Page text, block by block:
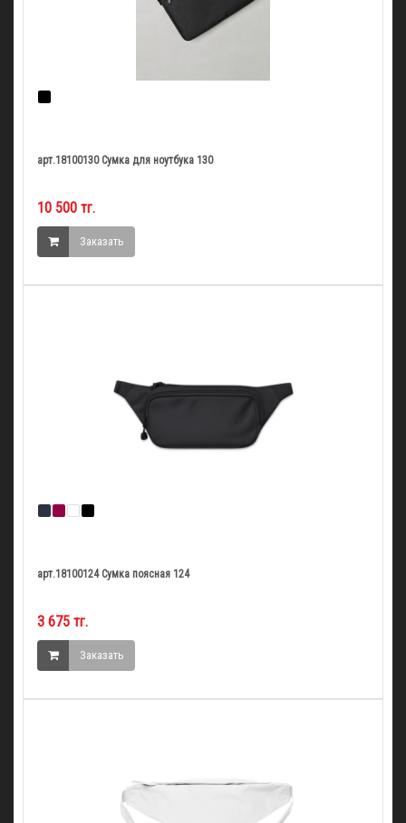
арт.18100130 Сумка для ноутбука 130
10 500 тг.
Заказать
арт.18100124 Сумка поясная 124
3 675 тг.
Заказать